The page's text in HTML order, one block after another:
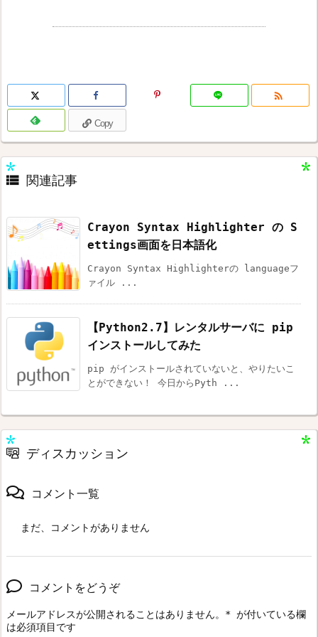

Copy
 関連記事
Crayon Syntax Highlighter の S
ettings画面を日本語化
Crayon Syntax Highlighterの languageフ
ァイル ...
【Python2.7】レンタルサーバに pip
インストールしてみた
pip がインストールされていないと、やりたいこ
とができない！ 今日からPyth ...
ディスカッション
コメント一覧
まだ、コメントがありません
コメントをどうぞ
メールアドレスが公開されることはありません。 * が付いている欄
は必須項目です